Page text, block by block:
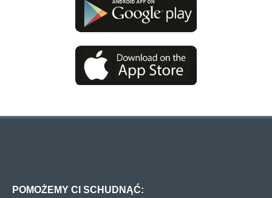
POMOŻEMY CI SCHUDNĄĆ: